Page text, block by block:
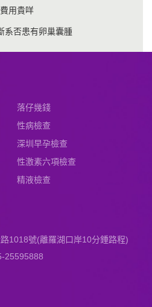
用貴咩
系否患有卵巢囊腫
落仔幾錢
性病檢查
深圳早孕檢查
性激素六項檢查
精液檢查
1018號(離羅湖口岸10分鍾路程)
25595888